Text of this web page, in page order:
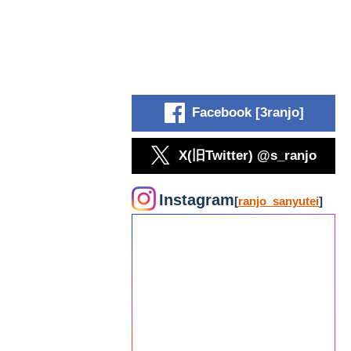
Facebook [3ranjo]
X(旧Twitter) @s_ranjo
Instagram[ranjo_sanyutei]